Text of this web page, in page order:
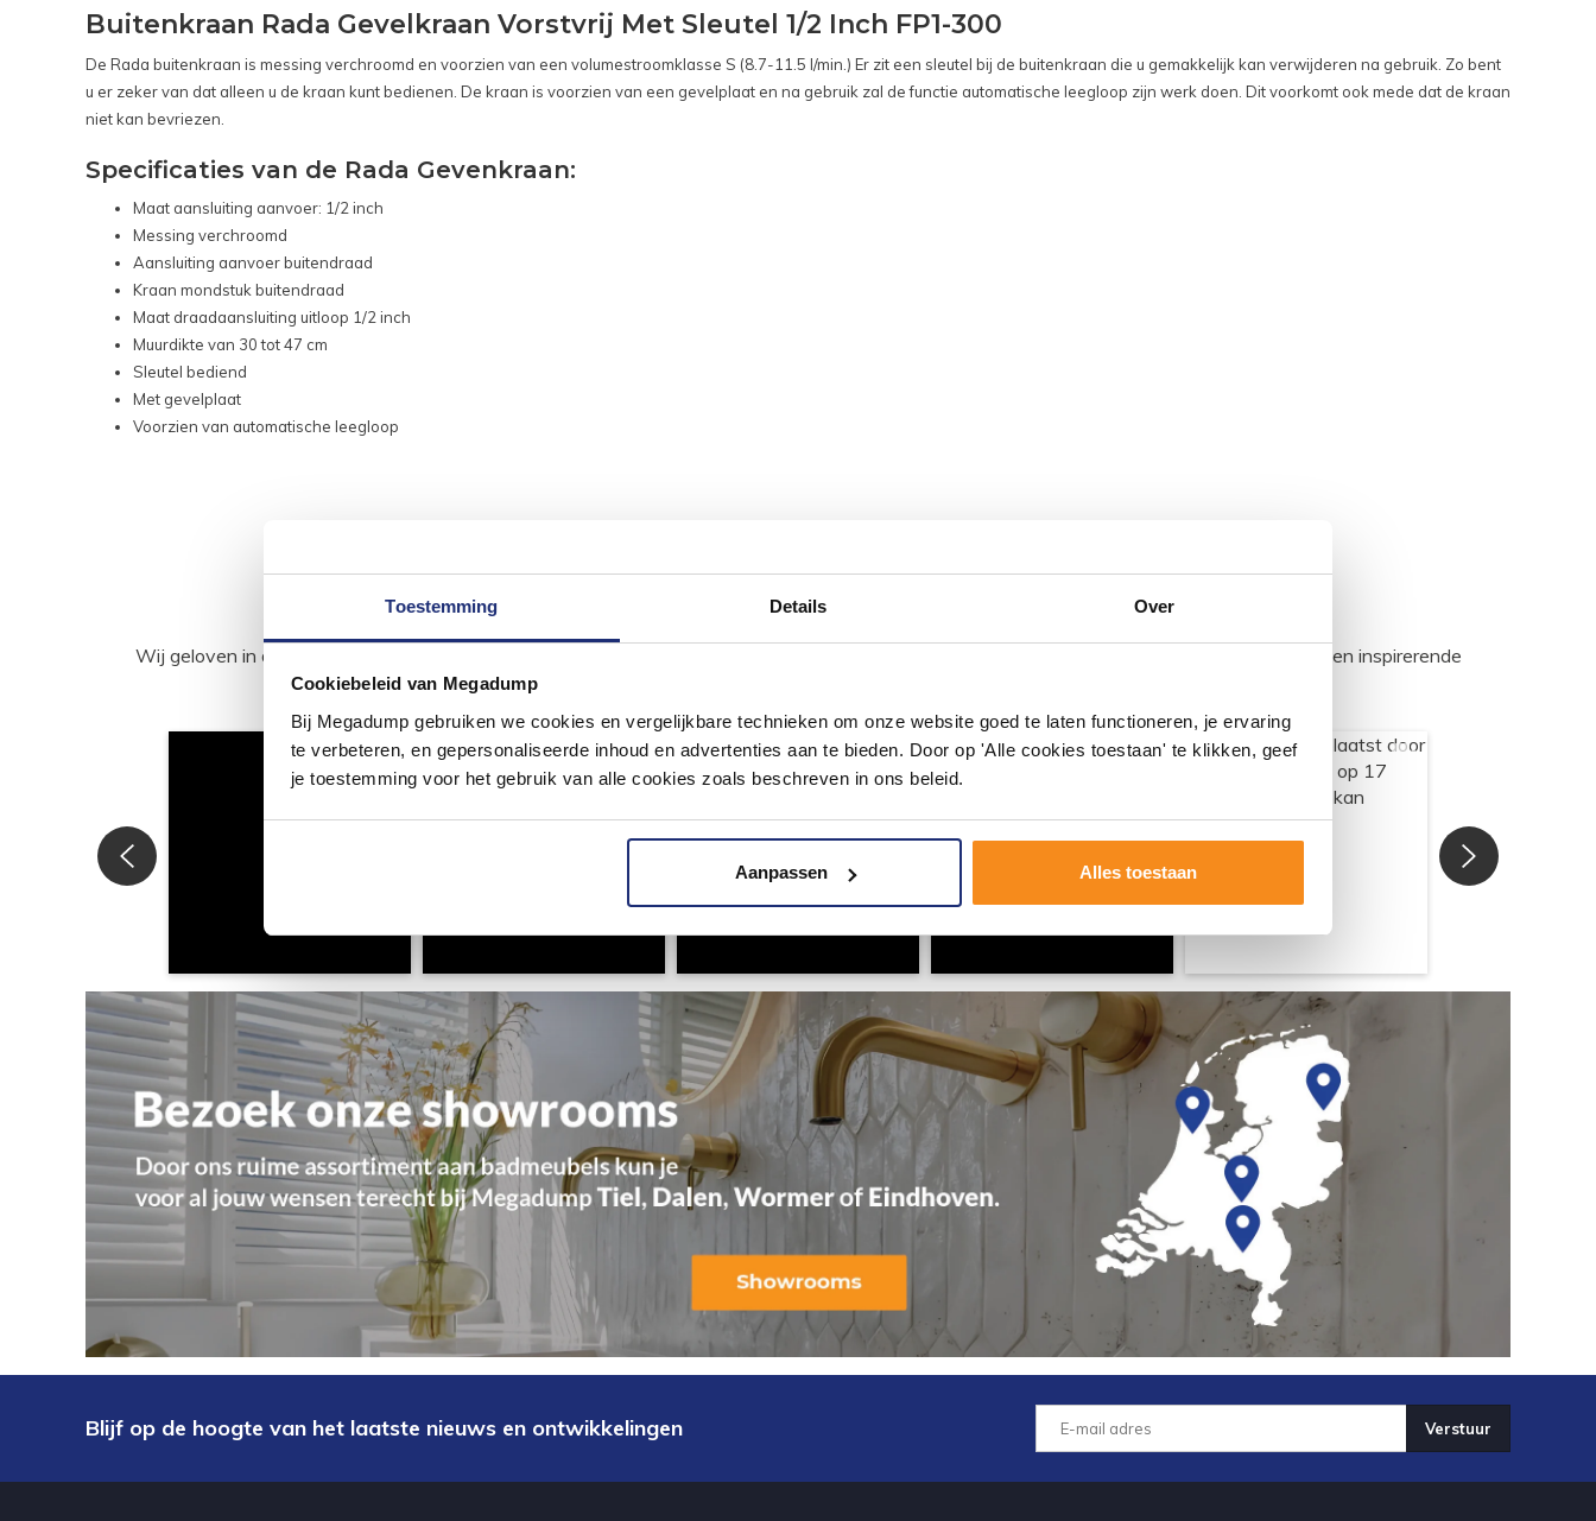
Toestemming Details Over
Cookiebeleid van Megadump
Bij Megadump gebruiken we cookies en vergelijkbare technieken om onze website goed te laten functioneren, je ervaring
te verbeteren, en gepersonaliseerde inhoud en advertenties aan te bieden. Door op 'Alle cookies toestaan' te klikken, geef
je toestemming voor het gebruik van alle cookies zoals beschreven in ons beleid.
Aanpassen Alles toestaan
Buitenkraan Rada Gevelkraan Vorstvrij Met Sleutel 1/2 Inch FP1-300
De Rada buitenkraan is messing verchroomd en voorzien van een volumestroomklasse S (8.7-11.5 l/min.) Er zit een sleutel bij de buitenkraan die u gemakkelijk kan verwijderen na gebruik. Zo bent
u er zeker van dat alleen u de kraan kunt bedienen. De kraan is voorzien van een gevelplaat en na gebruik zal de functie automatische leegloop zijn werk doen. Dit voorkomt ook mede dat de kraan
niet kan bevriezen.
Specificaties van de Rada Gevenkraan:
Maat aansluiting aanvoer: 1/2 inch
Messing verchroomd
Aansluiting aanvoer buitendraad
Kraan mondstuk buitendraad
Maat draadaansluiting uitloop 1/2 inch
Muurdikte van 30 tot 47 cm
Sleutel bediend
Met gevelplaat
Voorzien van automatische leegloop
#mijndroombadkamer
Wij geloven in de kracht van delen. Deel jouw badkamer op Instagram met #mijndroombadkamer en tag @megadumpnl. Samen bouwen we een inspirerende
Blijf op de hoogte van het laatste nieuws en ontwikkelingen Verstuur